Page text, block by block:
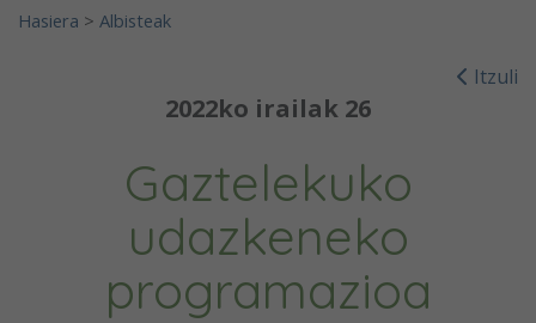
Hasiera > Albisteak
Itzuli
2022ko irailak 26
Gaztelekuko
udazkeneko
programazioa